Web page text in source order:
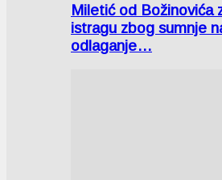
Miletić od Božinovića
istragu zbog sumnje
odlaganje…